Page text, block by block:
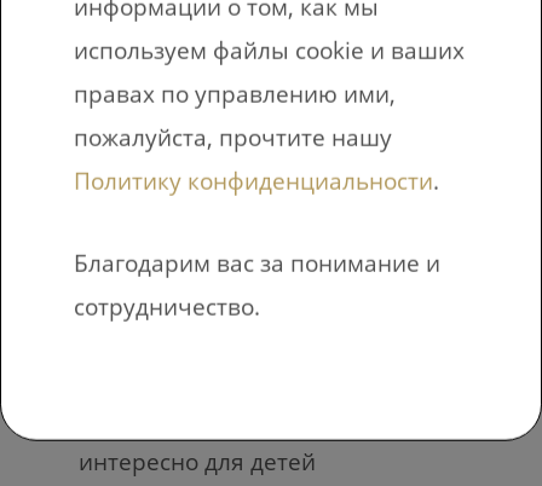
Дожидаемся темноты, либо
закрываем шторы и пошли поехали,
начинаем «оживлять».
Зачем
анимировать на
интересно для детей
используем файлы cookie и ваших
правах по управлению ими,
пожалуйста, прочтите нашу
Политику конфиденциальности.
Благодарим вас за понимание и
сотрудничество.